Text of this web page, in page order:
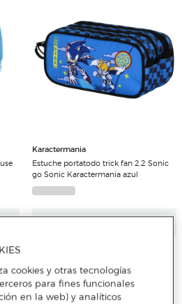
Karactermania
Estuche portatodo trick fan 2.2 Sonic
go Sonic Karactermania azul
cookies y otras tecnologías
para fines funcionales
en la web) y analíticos